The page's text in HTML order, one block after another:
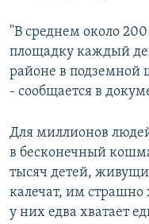
"В среднем около
площадку каждый
районе в подземной
- сообщается в
Для миллионов
в бесконечный
тысяч детей,
калечат, им страшно
у них едва хватает